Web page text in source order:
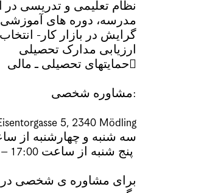
نظام تعلیمى و تدریسی در
مدرسه، دوره های آموزشی
گرایش در بازار کار-
ارزیابی مدارک تحصیلی
حمایتھای تحصیلی ـ مالی
مشاوره شخصی:
5, 2340 Mödling
10:00 – 15:00 سه شنبه و چهارشنبه از